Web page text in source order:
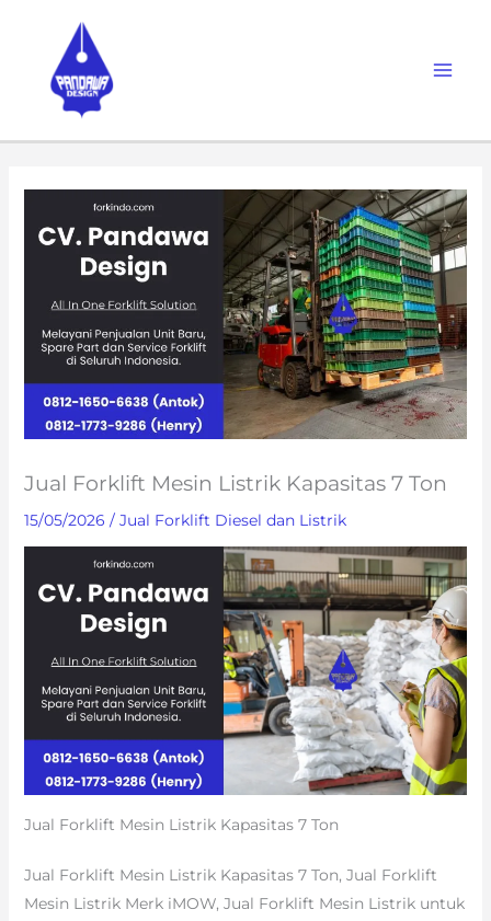
content
Jual Forklift Mesin Listrik Kapasitas 7 Ton
15/05/2026 / Jual Forklift Diesel dan Listrik
Jual Forklift Mesin Listrik Kapasitas 7 Ton
Jual Forklift Mesin Listrik Kapasitas 7 Ton, Jual Forklift
Mesin Listrik Merk iMOW, Jual Forklift Mesin Listrik untuk